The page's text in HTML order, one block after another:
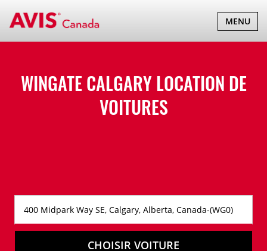
BASCULER
LA
MENU
WINGATE CALGARY LOCATION DE
VOITURES
CHOISIR VOITURE